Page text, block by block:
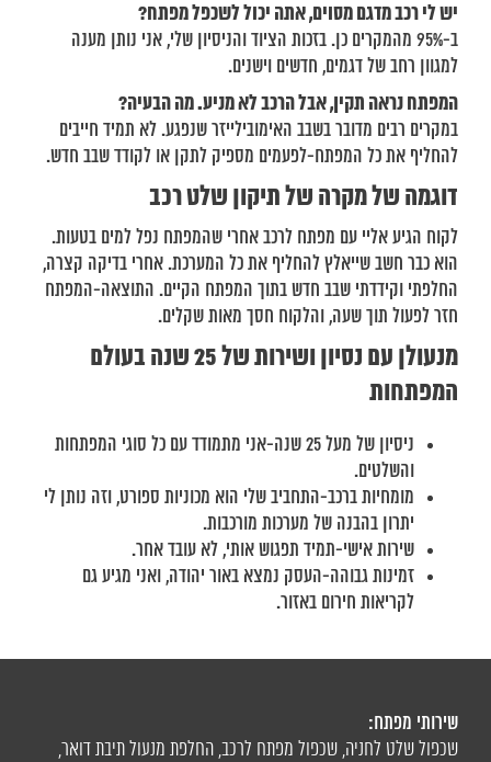
יש לי רכב מדגם מסוים, אתה יכול לשכפל מפתח?
ב-95% מהמקרים כן. בזכות הציוד והניסיון שלי, אני נותן מענה
למגוון רחב של דגמים, חדשים וישנים.
המפתח נראה תקין, אבל הרכב לא מניע. מה הבעיה?
במקרים רבים מדובר בשבב האימובילייזר שנפגע. לא תמיד חייבים
להחליף את כל המפתח-לפעמים מספיק לתקן או לקודד שבב חדש.
דוגמה של מקרה של תיקון שלט רכב
לקוח הגיע אליי עם מפתח לרכב אחרי שהמפתח נפל למים בטעות.
הוא כבר חשב שייאלץ להחליף את כל המערכת. אחרי בדיקה קצרה,
החלפתי וקידדתי שבב חדש בתוך המפתח הקיים. התוצאה-המפתח
חזר לפעול תוך שעה, והלקוח חסך מאות שקלים.
מנעולן עם נסיון ושירות של 25 שנה בעולם
המפתחות
ניסיון של מעל 25 שנה-אני מתמודד עם כל סוגי המפתחות
והשלטים.
מומחיות ברכב-התחביב שלי הוא מכוניות ספורט, וזה נותן לי
יתרון בהבנה של מערכות מורכבות.
שירות אישי-תמיד תפגוש אותי, לא עובד אחר.
זמינות גבוהה-העסק נמצא באור יהודה, ואני מגיע גם
לקריאות חירום באזור.
שירותי מפתח:
שכפול שלט לחניה, שכפול מפתח לרכב, החלפת מנעול תיבת דואר,